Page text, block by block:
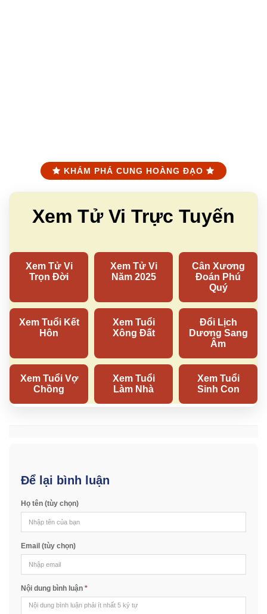
KHÁM PHÁ CUNG HOÀNG ĐẠO
Để lại bình luận
Họ tên (tùy chọn)
Email (tùy chọn)
Nội dung bình luận *